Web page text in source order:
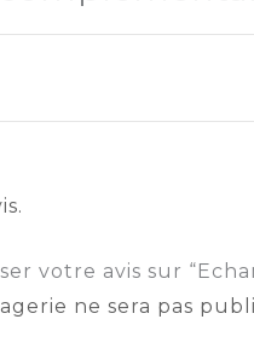
votre avis sur
ne sera pas